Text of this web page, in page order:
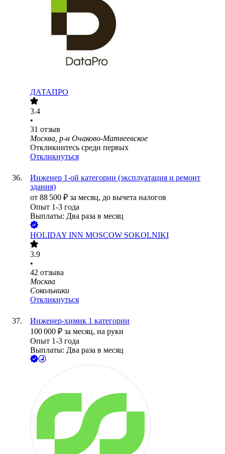
ДАТАПРО
3.4
•
31 отзыв
Москва, р-н Очаково-Матвеевское
Откликнитесь среди первых
Откликнуться
Инженер 1-ой категории (эксплуатация и ремонт
здания)
от 88 500 ₽ за месяц, до вычета налогов
Опыт 1-3 года
Выплаты: Два раза в месяц
HOLIDAY INN MOSCOW SOKOLNIKI
3.9
•
42 отзыва
Москва
Сокольники
Откликнуться
Инженер-химик 1 категории
100 000 ₽ за месяц, на руки
Опыт 1-3 года
Выплаты: Два раза в месяц